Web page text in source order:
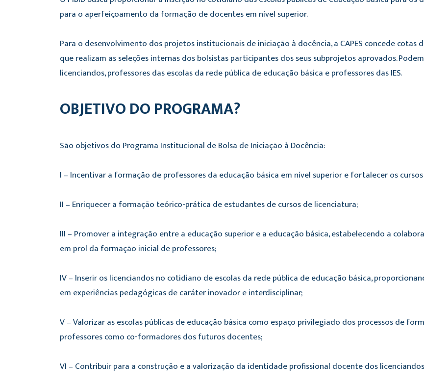
para o aperfeiçoamento da formação de docentes em nível superior.
Para o desenvolvimento dos projetos institucionais de iniciação à docência, a CAPES concede cotas
que realizam as seleções internas dos bolsistas participantes dos seus subprojetos aprovados.
licenciandos, professores das escolas da rede pública de educação básica e professores das IES.
OBJETIVO DO PROGRAMA?
São objetivos do Programa Institucional de Bolsa de Iniciação à Docência:
I – Incentivar a formação de professores da educação básica em nível superior e fortalecer os
II – Enriquecer a formação teórico-prática de estudantes de cursos de licenciatura;
III – Promover a integração entre a educação superior e a educação básica, estabelecendo a
em prol da formação inicial de professores;
IV – Inserir os licenciandos no cotidiano de escolas da rede pública de educação básica,
em experiências pedagógicas de caráter inovador e interdisciplinar;
V – Valorizar as escolas públicas de educação básica como espaço privilegiado dos processos de
professores como co-formadores dos futuros docentes;
VI – Contribuir para a construção e a valorização da identidade profissional docente dos